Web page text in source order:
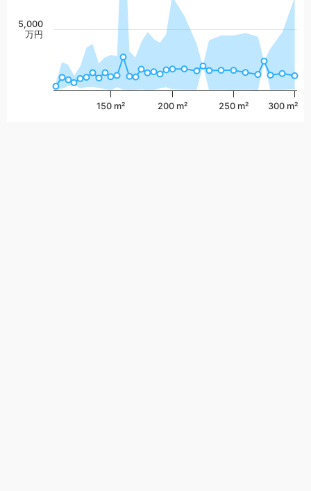
150 m² 200 m² 250 m² 300 m²
5,000
万円